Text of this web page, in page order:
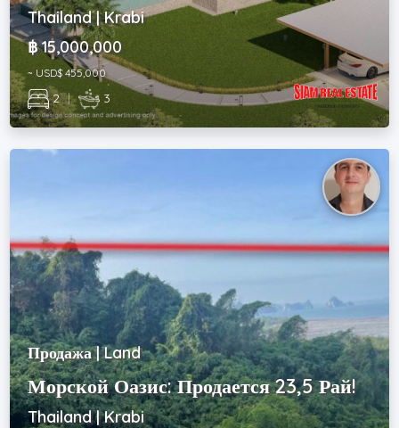
Thailand | Krabi
฿ 15,000,000
~ USD$ 455,000
2 | 3
Продажа | Land
Морской Оазис: Продается 23,5 Рай!
Thailand | Krabi